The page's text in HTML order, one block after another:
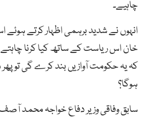
چاہیے۔
انہوں نے شدید برہمی اظہار کرتے ہوئے
خان اس ریاست کے ساتھ کیا کرنا چاہتے
کہ یہ حکومت آوازیں بند کرے گی تو پھر
ہوگا؟
سابق وفاقی وزیر دفاع خواجہ محمد